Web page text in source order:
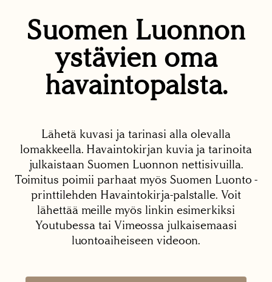
Suomen Luonnon
ystävien oma
havaintopalsta.
Lähetä kuvasi ja tarinasi alla olevalla
lomakkeella. Havaintokirjan kuvia ja tarinoita
julkaistaan Suomen Luonnon nettisivuilla.
Toimitus poimii parhaat myös Suomen Luonto -
printtilehden Havaintokirja-palstalle. Voit
lähettää meille myös linkin esimerkiksi
Youtubessa tai Vimeossa julkaisemaasi
luontoaiheiseen videoon.